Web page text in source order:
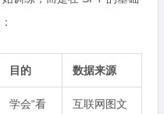
目的 数据来源
学会“看
互联网图文